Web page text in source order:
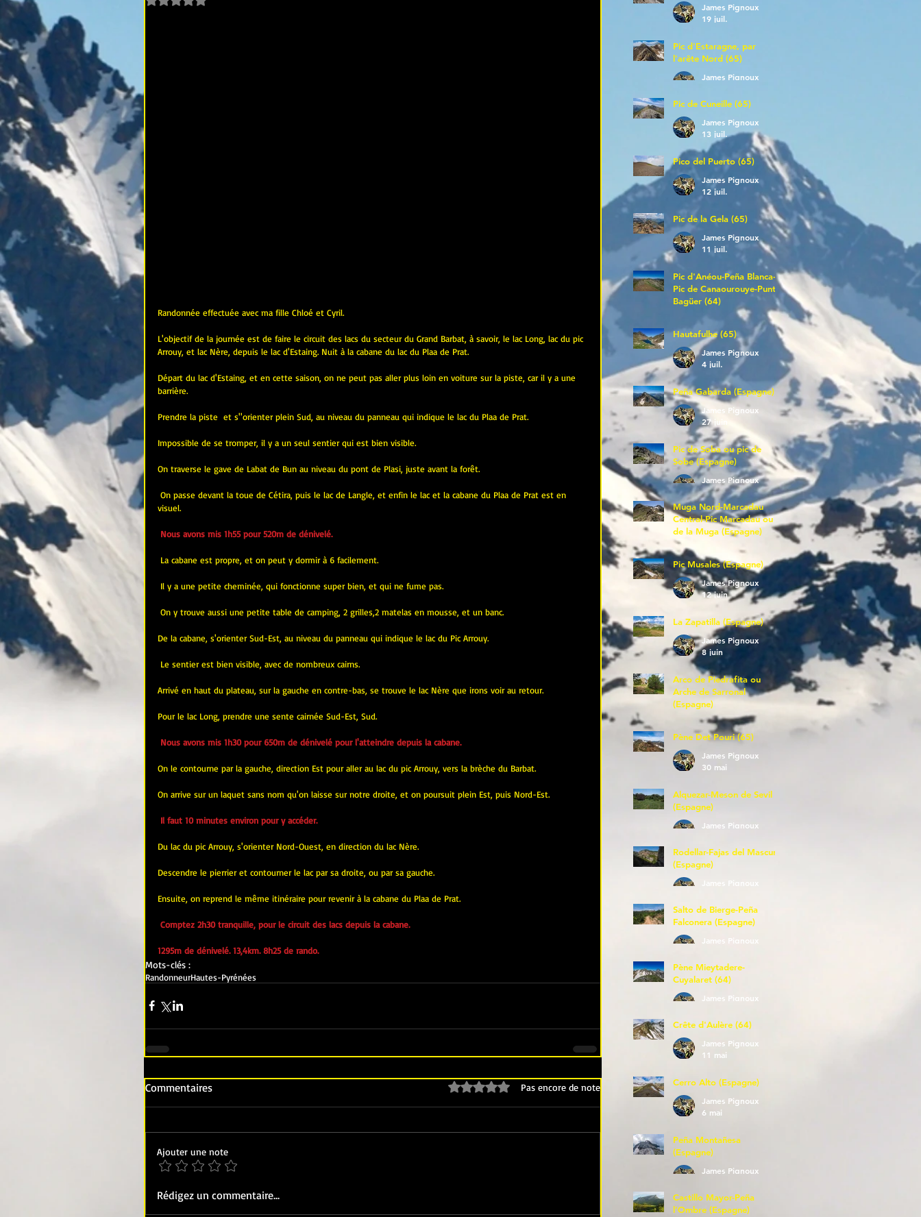
Randonnée effectuée avec ma fille Chloé et Cyril.
L'objectif de la journée est de faire le circuit des lacs du secteur du Grand Barbat, à savoir, le lac Long, lac du pic
Arrouy, et lac Nère, depuis le lac d'Estaing. Nuit à la cabane du lac du Plaa de Prat.
Départ du lac d'Estaing, et en cette saison, on ne peut pas aller plus loin en voiture sur la piste, car il y a une
barrière.
Prendre la piste  et s''orienter plein Sud, au niveau du panneau qui indique le lac du Plaa de Prat.
Impossible de se tromper, il y a un seul sentier qui est bien visible.
On traverse le gave de Labat de Bun au niveau du pont de Plasi, juste avant la forêt.
visuel.
Nous avons mis 1h55 pour 520m de dénivelé.
La cabane est propre, et on peut y dormir à 6 facilement.
Il y a une petite cheminée, qui fonctionne super bien, et qui ne fume pas.
On y trouve aussi une petite table de camping, 2 grilles,2 matelas en mousse, et un banc.
De la cabane, s'orienter Sud-Est, au niveau du panneau qui indique le lac du Pic Arrouy.
Le sentier est bien visible, avec de nombreux cairns.
Arrivé en haut du plateau, sur la gauche en contre-bas, se trouve le lac Nère que irons voir au retour.
Pour le lac Long, prendre une sente cairnée Sud-Est, Sud.
Nous avons mis 1h30 pour 650m de dénivelé pour l'atteindre depuis la cabane.
On le contourne par la gauche, direction Est pour aller au lac du pic Arrouy, vers la brèche du Barbat.
On arrive sur un laquet sans nom qu'on laisse sur notre droite, et on poursuit plein Est, puis Nord-Est.
Il faut 10 minutes environ pour y accéder.
Du lac du pic Arrouy, s'orienter Nord-Ouest, en direction du lac Nère.
Descendre le pierrier et contourner le lac par sa droite, ou par sa gauche.
Ensuite, on reprend le même itinéraire pour revenir à la cabane du Plaa de Prat.
Comptez 2h30 tranquille, pour le circuit des lacs depuis la cabane.
1295m de dénivelé. 13,4km. 8h25 de rando.
Mots-clés :
RandonneurHautes-Pyrénées
Commentaires Noté 0 étoile sur 5. Pas encore de note
Ajouter une note
Rédigez un commentaire...
James Pignoux
19 juil.
Pic d'Estaragne, par
l'arête Nord (65)
James Pignoux
Pic de Cuneille (65)
James Pignoux
13 juil.
Pico del Puerto (65)
James Pignoux
12 juil.
Pic de la Gela (65)
James Pignoux
11 juil.
Pic d'Anéou-Peña Blanca-
Pic de Canaourouye-Punta
Bagüer (64)
James Pignoux
5 juil.
Hautafulhe (65)
James Pignoux
4 juil.
Peña Gabarda (Espagne)
James Pignoux
27 juin
Pic de Soba ou pic de
Sobe (Espagne)
James Pignoux
25 juin
Muga Nord-Marcadau
Central-Pic Marcadau ou
de la Muga (Espagne)
James Pignoux
21 juin
Pic Musales (Espagne)
James Pignoux
12 juin
La Zapatilla (Espagne)
James Pignoux
8 juin
Arco de Piedrafita ou
Arche de Sarronal
(Espagne)
James Pignoux
7 juin
Pène Det Pouri (65)
James Pignoux
30 mai
Alquezar-Meson de Sevil
(Espagne)
James Pignoux
Rodellar-Fajas del Mascun
(Espagne)
James Pignoux
Salto de Bierge-Peña
Falconera (Espagne)
James Pignoux
Pène Mieytadere-
Cuyalaret (64)
James Pignoux
Crête d'Aulère (64)
James Pignoux
11 mai
Cerro Alto (Espagne)
James Pignoux
6 mai
Peña Montañesa
(Espagne)
James Pignoux
Castillo Mayor-Peña
l'Ombre (Espagne)